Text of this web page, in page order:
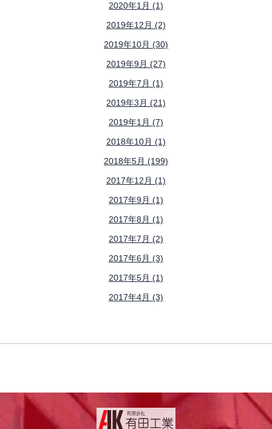
2020年1月 (1)
2019年12月 (2)
2019年10月 (30)
2019年9月 (27)
2019年7月 (1)
2019年3月 (21)
2019年1月 (7)
2018年10月 (1)
2018年5月 (199)
2017年12月 (1)
2017年9月 (1)
2017年8月 (1)
2017年7月 (2)
2017年6月 (3)
2017年5月 (1)
2017年4月 (3)